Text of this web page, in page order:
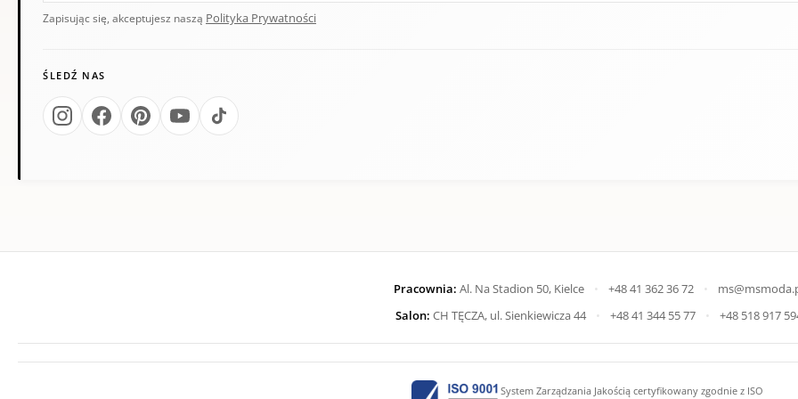
Zapisując się, akceptujesz naszą Polityka Prywatności
ŚLEDŹ NAS
Pracownia: Al. Na Stadion 50, Kielce • +48 41 362 36 72 •
Salon: CH TĘCZA, ul. Sienkiewicza 44 • +48 41 344 55 77 • +48 518 917
System Zarządzania Jakością certyfikowany zgodnie z ISO